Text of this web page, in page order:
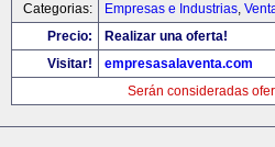
Categorias:
Empresas e Industrias,
Precio:
Realizar una oferta!
Visitar!
empresasalaventa.com
Serán consideradas